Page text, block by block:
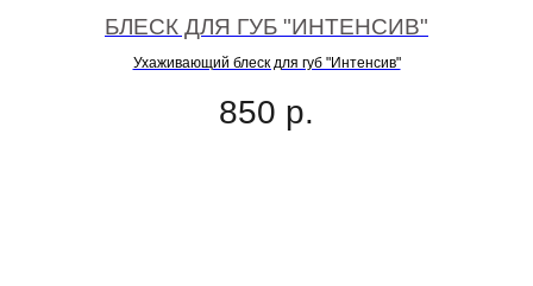
БЛЕСК ДЛЯ ГУБ "ИНТЕНСИВ"
Ухаживающий блеск для губ "Интенсив"
850 р.